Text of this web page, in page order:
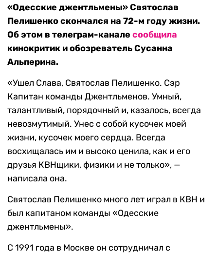
«Одесские джентльмены» Святослав
Пелишенко скончался на 72-м году жизни.
Об этом в телеграм-канале сообщила
кинокритик и обозреватель Сусанна
Альперина.
«Ушел Слава, Святослав Пелишенко. Сэр
Капитан команды Джентльменов. Умный,
талантливый, порядочный и, казалось, всегда
невозмутимый. Унес с собой кусочек моей
жизни, кусочек моего сердца. Всегда
восхищалась им и высоко ценила, как и его
друзья КВНщики, физики и не только», —
написала она.
Святослав Пелишенко много лет играл в КВН и
был капитаном команды «Одесские
джентльмены».
С 1991 года в Москве он сотрудничал с